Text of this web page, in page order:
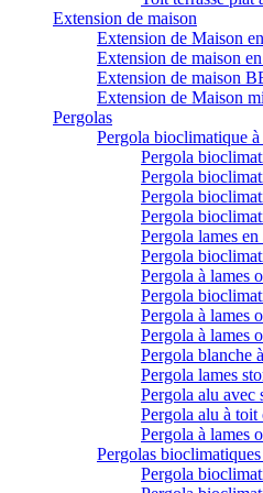
Extension de maison
Extension de Maison
Extension de maison
Extension de maison
Extension de Maison
Pergolas
Pergola bioclimatique
Pergola
Pergola
Pergola
Pergola
Pergola lames
Pergola
Pergola à lames
Pergola
Pergola à lames
Pergola à lames
Pergola blanche
Pergola lames
Pergola alu avec
Pergola alu à toit
Pergola à lames
Pergolas
Pergola